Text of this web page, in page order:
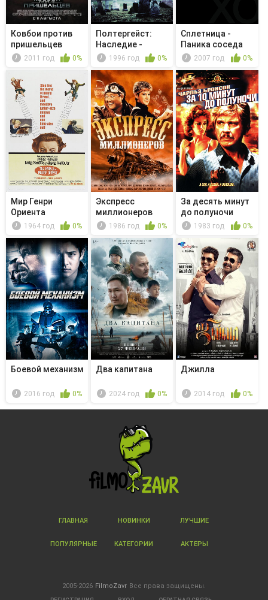
Ковбои против
пришельцев
2011 год 0%
Полтергейст:
Наследие -
Картина
1996 год 0%
Сплетница -
Паника соседа
2007 год 0%
Мир Генри
Ориента
1964 год 0%
Экспресс
миллионеров
1986 год 0%
За десять минут
до полуночи
1983 год 0%
Боевой механизм
2016 год 0%
Два капитана
2024 год 0%
Джилла
2014 год 0%
ГЛАВНАЯ НОВИНКИ ЛУЧШИЕ
ПОПУЛЯРНЫЕ КАТЕГОРИИ АКТЕРЫ
2005-2026 FilmoZavr Все права защищены.